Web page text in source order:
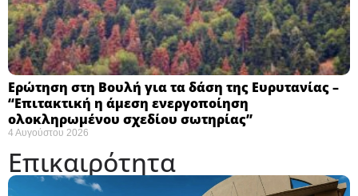
Ερώτηση στη Βουλή για τα δάση της Ευρυτανίας –
“Eπιτακτική η άμεση ενεργοποίηση
ολοκληρωμένου σχεδίου σωτηρίας”
4 Αυγούστου 2026
Επικαιρότητα